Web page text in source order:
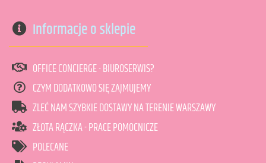
Informacje o sklepie
OFFICE CONCIERGE - BIUROSERWIS?
CZYM DODATKOWO SIĘ ZAJMUJEMY
ZLEĆ NAM SZYBKIE DOSTAWY NA TERENIE WARSZAWY
ZŁOTA RĄCZKA - PRACE POMOCNICZE
POLECANE